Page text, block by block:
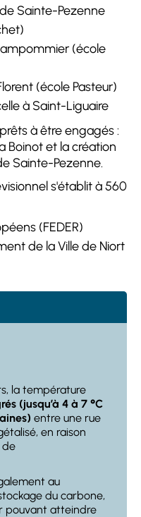
Sainte-Pezenne
(école
(école Pasteur)
à Saint-Liguaire
à être engagés :
Boinot et la création
Sainte-Pezenne.
s'établit à 560
(FEDER)
de la Ville de Niort
la température
(jusqu’à 4 à 7 °C
entre une rue
en raison
de
au
du carbone,
pouvant atteindre